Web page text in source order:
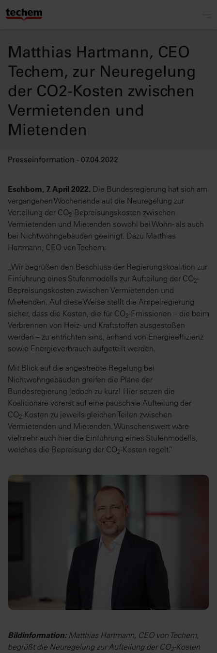
Matthias Hartmann, CEO
Techem, zur Neuregelung
der CO2-Kosten zwischen
Vermietenden und
Mietenden
Presseinformation - 07.04.2022
Eschborn, 7. April 2022. Die Bundesregierung hat sich am
vergangenen Wochenende auf die Neuregelung zur
Verteilung der CO2-Bepreisungskosten zwischen
Vermietenden und Mietenden sowohl bei Wohn- als auch
bei Nichtwohngebäuden geeinigt. Dazu Matthias
Hartmann, CEO von Techem:
„Wir begrüßen den Beschluss der Regierungskoalition zur
Einführung eines Stufenmodells zur Aufteilung der CO2-
Bepreisungskosten zwischen Vermietenden und
Mietenden. Auf diese Weise stellt die Ampelregierung
sicher, dass die Kosten, die für CO2-Emissionen – die beim
Verbrennen von Heiz- und Kraftstoffen ausgestoßen
werden – zu entrichten sind, anhand von Energieeffizienz
sowie Energieverbrauch aufgeteilt werden.
Mit Blick auf die angestrebte Regelung bei
Nichtwohngebäuden greifen die Pläne der
Bundesregierung jedoch zu kurz! Hier setzen die
Koalitionäre vorerst auf eine pauschale Aufteilung der
CO2-Kosten zu jeweils gleichen Teilen zwischen
Vermietenden und Mietenden. Wünschenswert wäre
vielmehr auch hier die Einführung eines Stufenmodells,
welches die Bepreisung der CO2-Kosten regelt.“
Bildinformation: Matthias Hartmann, CEO von Techem,
begrüßt die Neuregelung zur Aufteilung der CO2-Kosten